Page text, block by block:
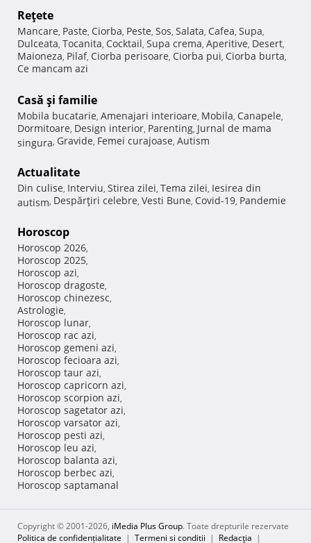
Reţete
Mancare, Paste, Ciorba, Peste, Sos, Salata, Cafea, Supa,
Dulceata, Tocanita, Cocktail, Supa crema, Aperitive, Desert,
Maioneza, Pilaf, Ciorba perisoare, Ciorba pui, Ciorba burta,
Ce mancam azi
Casă şi familie
Mobila bucatarie, Amenajari interioare, Mobila, Canapele,
Dormitoare, Design interior, Parenting, Jurnal de mama
singura, Gravide, Femei curajoase, Autism
Actualitate
Din culise, Interviu, Stirea zilei, Tema zilei, Iesirea din
autism, Despărţiri celebre, Vesti Bune, Covid-19, Pandemie
Horoscop
Horoscop 2026,
Horoscop 2025,
Horoscop azi,
Horoscop dragoste,
Horoscop chinezesc,
Astrologie,
Horoscop lunar,
Horoscop rac azi,
Horoscop gemeni azi,
Horoscop fecioara azi,
Horoscop taur azi,
Horoscop capricorn azi,
Horoscop scorpion azi,
Horoscop sagetator azi,
Horoscop varsator azi,
Horoscop pesti azi,
Horoscop leu azi,
Horoscop balanta azi,
Horoscop berbec azi,
Horoscop saptamanal
Copyright © 2001-2026, iMedia Plus Group. Toate drepturile rezervate
Politica de confidențialitate | Termeni si conditii | Redacţia |